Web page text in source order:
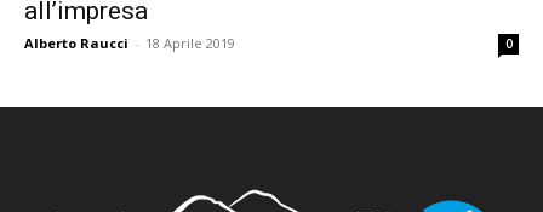
all’impresa
Alberto Raucci - 18 Aprile 2019 0